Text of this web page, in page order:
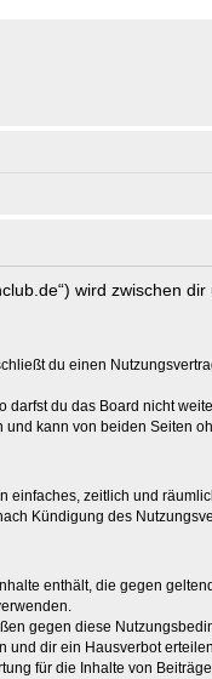
wird zwischen
du einen
du das Board nicht
kann von beiden Seiten
einfaches, zeitlich und
Kündigung des
enthält, die gegen
gegen diese
und dir ein Hausverbot
für die Inhalte von